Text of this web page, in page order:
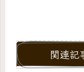
関連記